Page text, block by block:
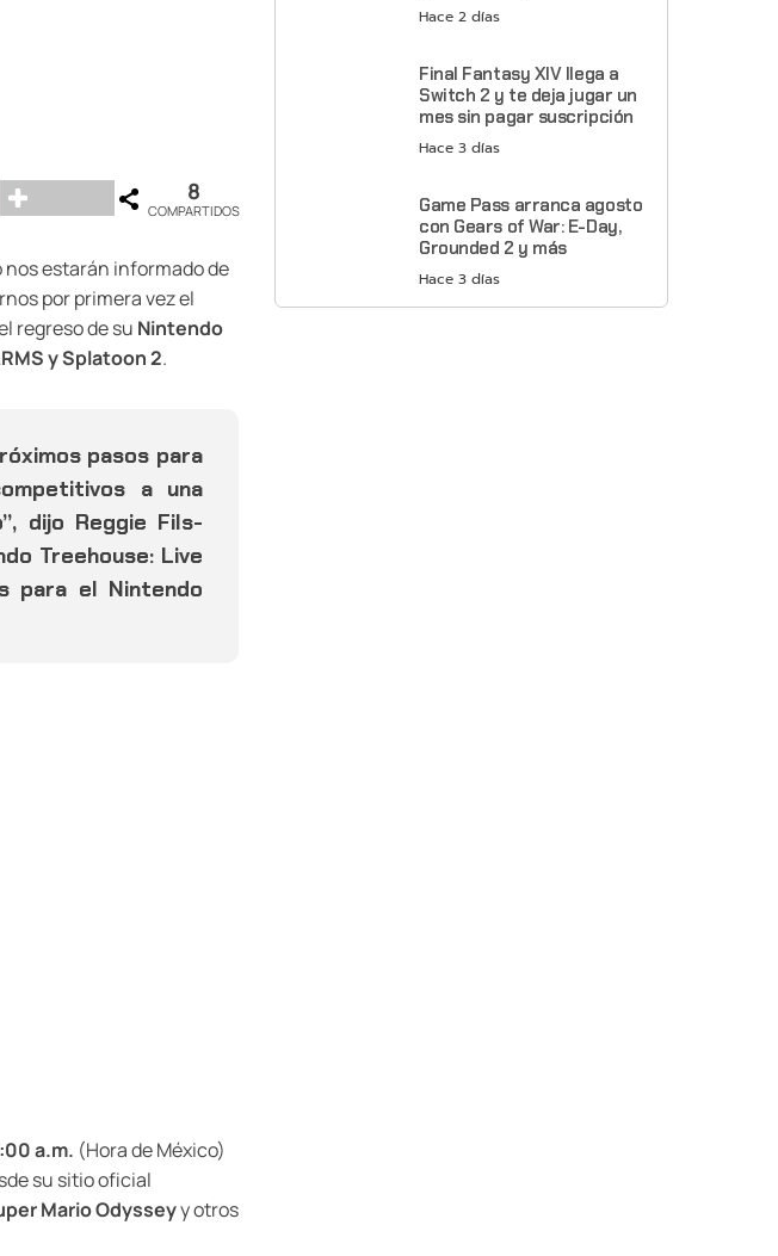
8
COMPARTIDOS
estarán informado de
por primera vez el
regreso de su Nintendo
y Splatoon 2.
pasos para
a una
dijo Reggie Fils-
Treehouse: Live
para el Nintendo
a.m. (Hora de México)
su sitio oficial
Mario Odysseyy otros
Hace 2 días
Final Fantasy XIV llega a
Switch 2 y te deja jugar un
mes sin pagar suscripción
Hace 3 días
Game Pass arranca agosto
con Gears of War: E-Day,
Grounded 2 y más
Hace 3 días